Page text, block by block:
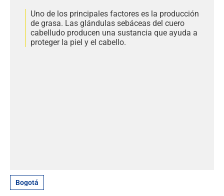
Uno de los principales factores es la producción
de grasa. Las glándulas sebáceas del cuero
cabelludo producen una sustancia que ayuda a
proteger la piel y el cabello.
Bogotá